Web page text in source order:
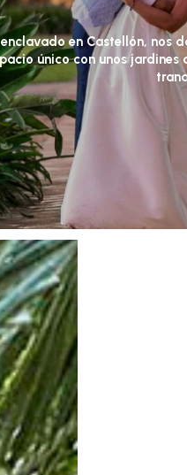
enclavado en Castellón, nos
único con unos jardines